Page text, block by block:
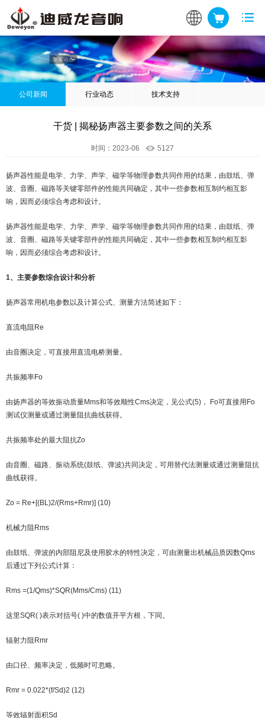
公司新闻 行业动态 技术支持
干货 | 揭秘扬声器主要参数之间的关系
时间：2023-06 5127
扬声器性能是电学、力学、声学、磁学等物理参数共同作用的结果，由鼓纸、弹
波、音圈、磁路等关键零部件的性能共同确定，其中一些参数相互制约相互影
响，因而必须综合考虑和设计。
扬声器性能是电学、力学、声学、磁学等物理参数共同作用的结果，由鼓纸、弹
波、音圈、磁路等关键零部件的性能共同确定，其中一些参数相互制约相互影
响，因而必须综合考虑和设计。
1、主要参数综合设计和分析
扬声器常用机电参数以及计算公式、测量方法简述如下：
直流电阻Re
由音圈决定，可直接用直流电桥测量。
共振频率Fo
由扬声器的等效振动质量Mms和等效顺性Cms决定，见公式(5)， Fo可直接用Fo
测试仪测量或通过测量阻抗曲线获得。
共振频率处的最大阻抗Zo
由音圈、磁路、振动系统(鼓纸、弹波)共同决定，可用替代法测量或通过测量阻抗
曲线获得。
Zo = Re+[(BL)2/(Rms+Rmr)] (10)
机械力阻Rms
由鼓纸、弹波的内部阻尼及使用胶水的特性决定，可由测量出机械品质因数Qms
后通过下列公式计算：
Rms =(1/Qms)*SQR(Mms/Cms) (11)
这里SQR( )表示对括号( )中的数值开平方根，下同。
辐射力阻Rmr
由口径、频率决定，低频时可忽略。
Rmr = 0.022*(f/Sd)2 (12)
等效辐射面积Sd